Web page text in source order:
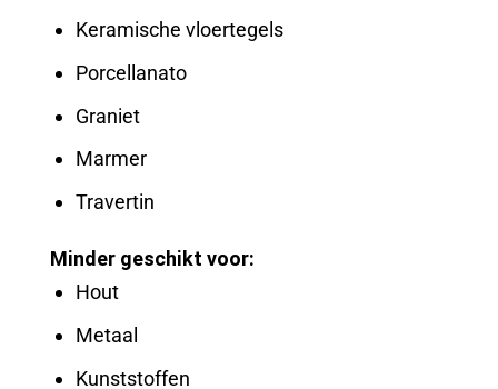
Keramische vloertegels
Porcellanato
Graniet
Marmer
Travertin
Minder geschikt voor:
Hout
Metaal
Kunststoffen